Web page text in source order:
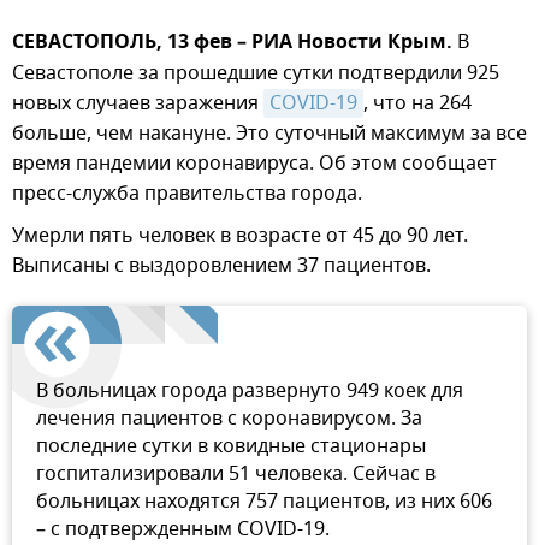
СЕВАСТОПОЛЬ, 13 фев – РИА Новости Крым. В
Севастополе за прошедшие сутки подтвердили 925
новых случаев заражения COVID-19 , что на 264
больше, чем накануне. Это суточный максимум за все
время пандемии коронавируса. Об этом сообщает
пресс-служба правительства города.
Умерли пять человек в возрасте от 45 до 90 лет.
Выписаны с выздоровлением 37 пациентов.
В больницах города развернуто 949 коек для
лечения пациентов с коронавирусом. За
последние сутки в ковидные стационары
госпитализировали 51 человека. Сейчас в
больницах находятся 757 пациентов, из них 606
– с подтвержденным COVID-19.